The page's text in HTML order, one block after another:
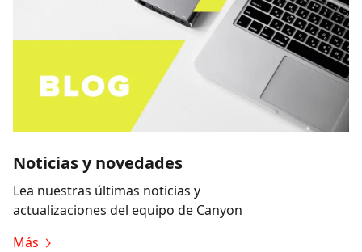
Noticias y novedades
Lea nuestras últimas noticias y
actualizaciones del equipo de Canyon
Más